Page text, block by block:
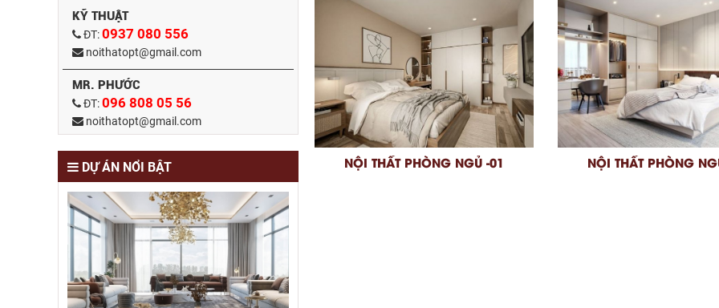
KỸ THUẬT
ĐT:0937 080 556
noithatopt@gmail.com
MR. PHƯỚC
ĐT:096 808 05 56
noithatopt@gmail.com
DỰ ÁN NỔI BẬT NỘI THẤT PHÒNG NGỦ -01 NỘI THẤT PHÒNG